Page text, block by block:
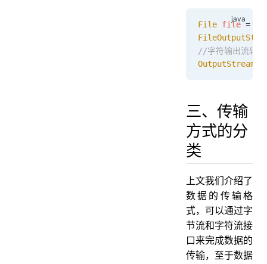
File file =
//字符输出流转字
三、传输
方式的分
类
上文我们介绍了
数据的传输格
式，可以通过字
节流和字符流接
口来完成数据的
传输，至于数据